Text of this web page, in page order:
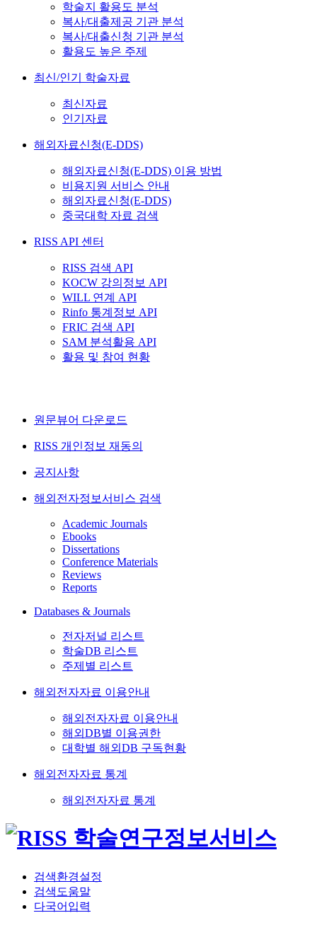
학술지 활용도 분석
복사/대출제공 기관 분석
복사/대출신청 기관 분석
활용도 높은 주제
최신/인기 학술자료
최신자료
인기자료
해외자료신청(E-DDS)
해외자료신청(E-DDS) 이용 방법
비용지원 서비스 안내
해외자료신청(E-DDS)
중국대학 자료 검색
RISS API 센터
RISS 검색 API
KOCW 강의정보 API
WILL 연계 API
Rinfo 통계정보 API
FRIC 검색 API
SAM 분석활용 API
활용 및 참여 현황
원문뷰어 다운로드
RISS 개인정보 재동의
공지사항
해외전자정보서비스 검색
Academic Journals
Ebooks
Dissertations
Conference Materials
Reviews
Reports
Databases & Journals
전자저널 리스트
학술DB 리스트
주제별 리스트
해외전자자료 이용안내
해외전자자료 이용안내
해외DB별 이용권한
대학별 해외DB 구독현황
해외전자자료 통계
해외전자자료 통계
검색환경설정
검색도움말
다국어입력